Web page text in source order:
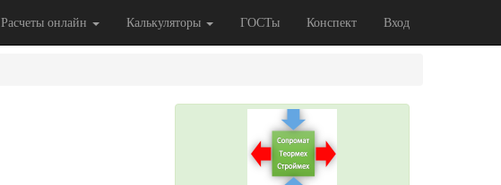
Расчеты онлайн Калькуляторы ГОСТы Конспект Вход